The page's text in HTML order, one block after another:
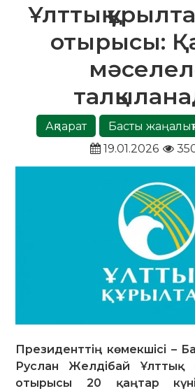
Ұлттық
отырысы:
Ақпарат Басты
19.01.2026
Президенттің көмекшісі –
Руслан Желдібай Ұлттық
отырысы 20 қаңтар